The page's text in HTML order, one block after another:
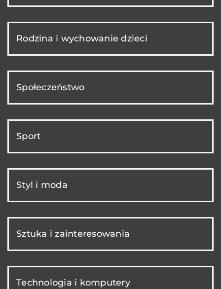
Rodzina i wychowanie dzieci
Społeczeństwo
Sport
Styl i moda
Sztuka i zainteresowania
Technologia i komputery